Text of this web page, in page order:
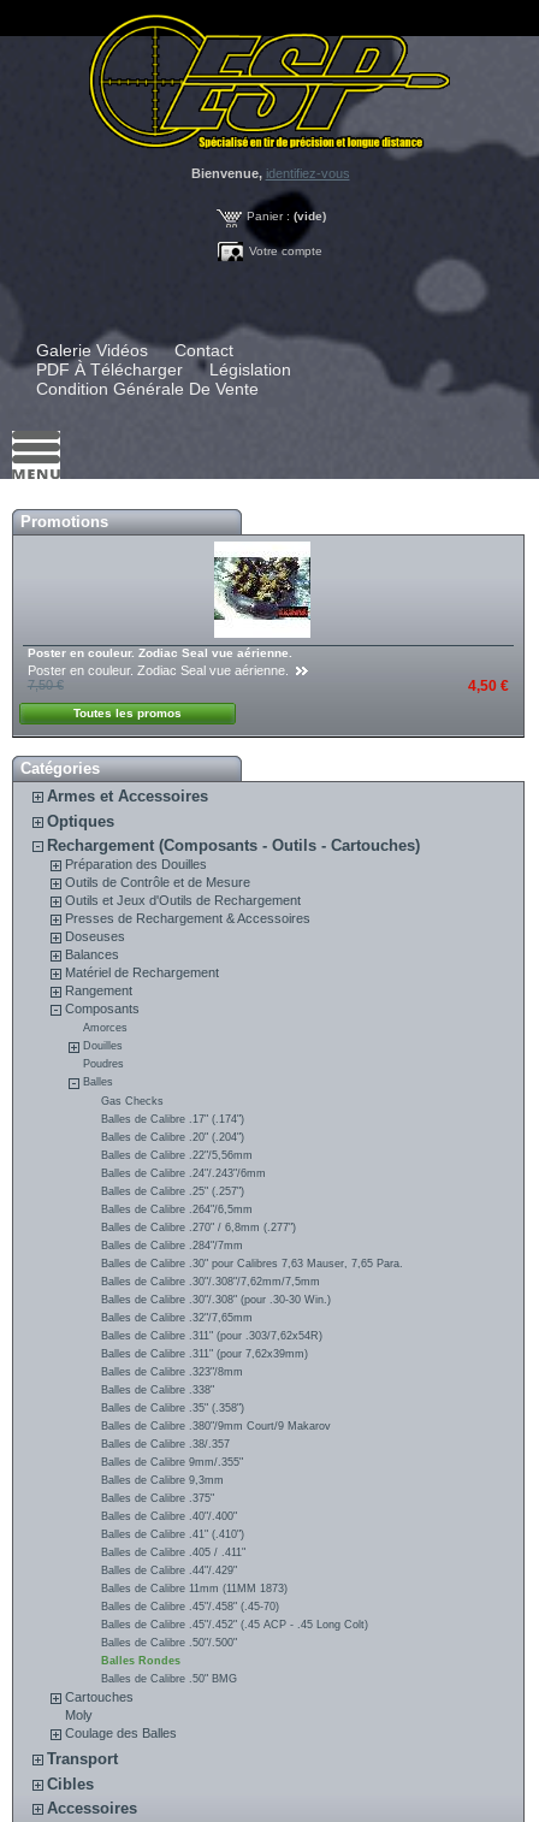
Bienvenue, identifiez-vous
Panier : (vide)
Votre compte
Galerie Vidéos
Contact
PDF À Télécharger
Législation
Condition Générale De Vente
Promotions
Poster en couleur. Zodiac Seal vue aérienne.
Poster en couleur. Zodiac Seal vue aérienne.
7,50 €
4,50 €
Toutes les promos
Catégories
Armes et Accessoires
Optiques
Rechargement (Composants - Outils - Cartouches)
Préparation des Douilles
Outils de Contrôle et de Mesure
Outils et Jeux d'Outils de Rechargement
Presses de Rechargement & Accessoires
Doseuses
Balances
Matériel de Rechargement
Rangement
Composants
Amorces
Douilles
Poudres
Balles
Gas Checks
Balles de Calibre .17" (.174")
Balles de Calibre .20" (.204")
Balles de Calibre .22"/5,56mm
Balles de Calibre .24"/.243"/6mm
Balles de Calibre .25" (.257")
Balles de Calibre .264"/6,5mm
Balles de Calibre .270" / 6,8mm (.277")
Balles de Calibre .284"/7mm
Balles de Calibre .30" pour Calibres 7,63 Mauser, 7,65 Para.
Balles de Calibre .30"/.308"/7,62mm/7,5mm
Balles de Calibre .30"/.308" (pour .30-30 Win.)
Balles de Calibre .32"/7,65mm
Balles de Calibre .311" (pour .303/7,62x54R)
Balles de Calibre .311" (pour 7,62x39mm)
Balles de Calibre .323"/8mm
Balles de Calibre .338"
Balles de Calibre .35" (.358")
Balles de Calibre .380"/9mm Court/9 Makarov
Balles de Calibre .38/.357
Balles de Calibre 9mm/.355"
Balles de Calibre 9,3mm
Balles de Calibre .375"
Balles de Calibre .40"/.400"
Balles de Calibre .41" (.410")
Balles de Calibre .405 / .411"
Balles de Calibre .44"/.429"
Balles de Calibre 11mm (11MM 1873)
Balles de Calibre .45"/.458" (.45-70)
Balles de Calibre .45"/.452" (.45 ACP - .45 Long Colt)
Balles de Calibre .50"/.500"
Balles Rondes
Balles de Calibre .50" BMG
Cartouches
Moly
Coulage des Balles
Transport
Cibles
Accessoires